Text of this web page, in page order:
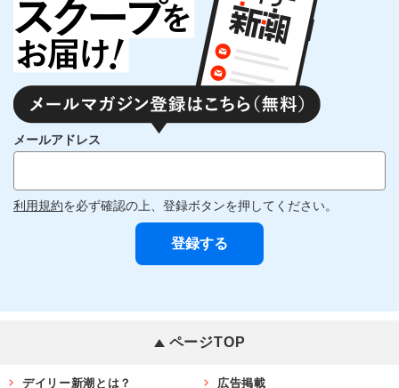
メールアドレス
利用規約を必ず確認の上、登録ボタンを押してください。
ページTOP
デイリー新潮とは？ 広告掲載